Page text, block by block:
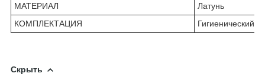
МАТЕРИАЛ
Латунь
КОМПЛЕКТАЦИЯ
Гигиенический
Скрыть